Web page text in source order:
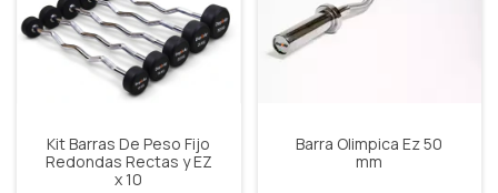
Kit Barras De Peso Fijo
Redondas Rectas y EZ
x 10
Barra Olimpica Ez 50
mm